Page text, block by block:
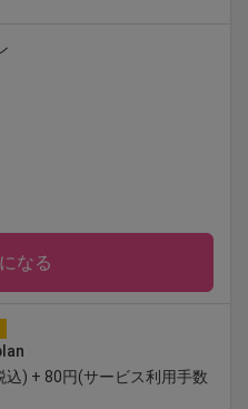
なる
込) + 80円(サービス利用手数